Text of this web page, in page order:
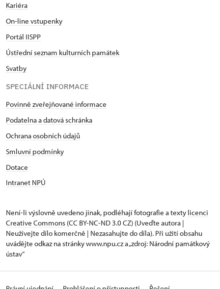
Kariéra
On-line vstupenky
Portál IISPP
Ústřední seznam kulturních památek
Svatby
SPECIÁLNÍ INFORMACE
Povinně zveřejňované informace
Podatelna a datová schránka
Ochrana osobních údajů
Smluvní podmínky
Dotace
Intranet NPÚ
Není-li výslovně uvedeno jinak, podléhají fotografie a texty licenci
Creative Commons (CC BY-NC-ND 3.0 CZ) (Uveďte autora |
Neužívejte dílo komerčně | Nezasahujte do díla). Při užití obsahu
uvádějte odkaz na stránky www.npu.cz a „zdroj: Národní památkový
ústav“